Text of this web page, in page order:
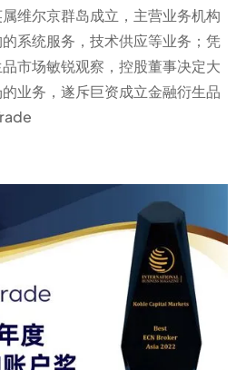
维尔京群岛成立，主营业务机构
系统服务，技术供应等业务；凭
市场敏锐观察，控股董事决定大
业务，遂斥巨资成立金融衍生品